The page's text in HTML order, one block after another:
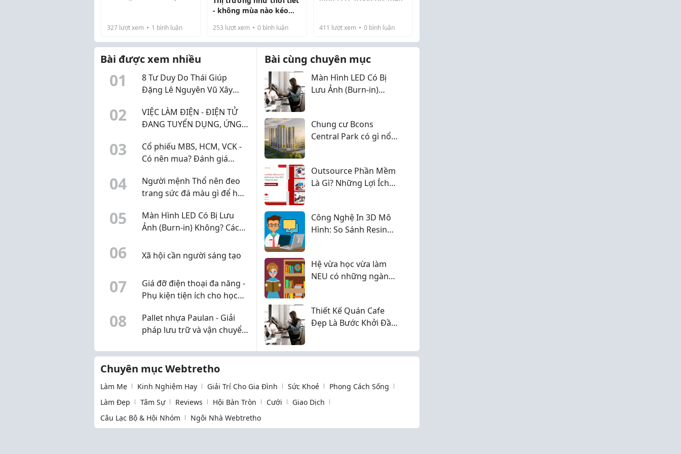
tác với công ty SEO
không chỉ đơn thuần là
quyết định về chi p...
327 lượt xem 1 bình luận
- không mùa nào kéo
tiền
253 lượt xem 0 bình luận
giảm hiện tượng nhấp
nháy khi quay phim,
chụp ảnh và phù hợp
vớ...
411 lượt xem 0bình luận
Bài được xem nhiều
01
8 Tư Duy Do Thái Giúp
Đặng Lê Nguyên Vũ Xây
02
VIỆC LÀM ĐIỆN - ĐIỆN TỬ
ĐANG TUYỂN DỤNG, ỨNG
03
Cổ phiếu MBS, HCM, VCK -
Có nên mua? Đánh giá
lợi nhuận quý 3 năm 2026
04
Người mệnh Thổ nên đeo
trang sức đá màu gì để hợp
05
Màn Hình LED Có Bị Lưu
Ảnh (Burn-in) Không? Cách
06 Xã hội cần người sáng tạo
07
Giá đỡ điện thoại đa năng -
Phụ kiện tiện ích cho học
08
Pallet nhựa Paulan - Giải
pháp lưu trữ và vận chuyển
doanh nghiệp
Bài cùng chuyên mục
Màn Hình LED Có Bị
Lưu Ảnh (Burn-in)
Chung cư Bcons
Central Park có gì nổi
Outsource Phần Mềm
Là Gì? Những Lợi Ích
Công Nghệ In 3D Mô
Hình: So Sánh Resin
Hệ vừa học vừa làm
NEU có những ngành
Thiết Kế Quán Cafe
Đẹp Là Bước Khởi Đầu
Chuyên mục Webtretho
Làm Mẹ Kinh Nghiệm Hay Giải Trí Cho Gia Đình Sức Khoẻ
Phong Cách Sống
Làm Đẹp
Tâm Sự Reviews Hội Bàn Tròn Cưới
Giao Dịch
Câu Lạc Bộ & Hội Nhóm
Ngôi Nhà Webtretho